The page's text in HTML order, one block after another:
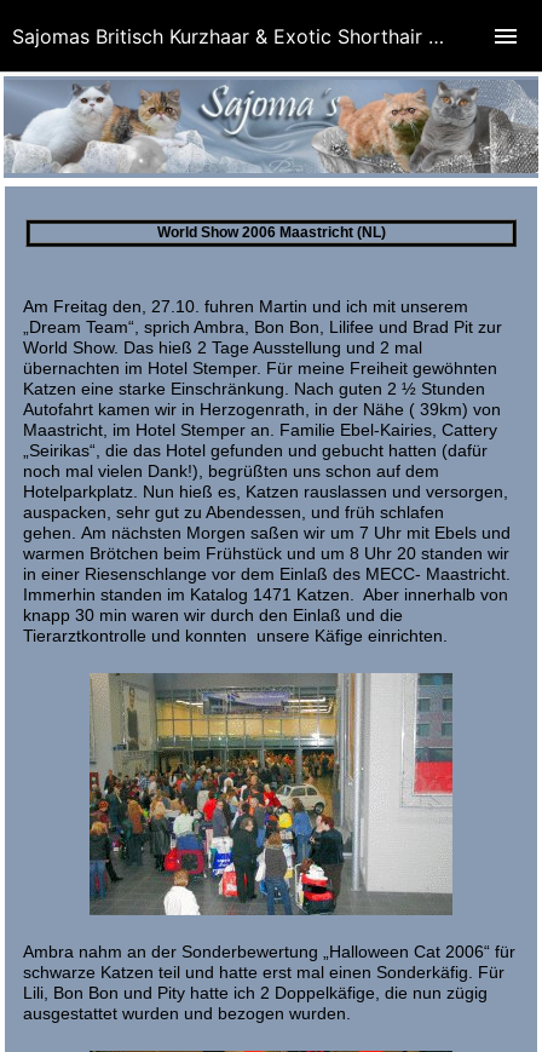
World Show 2006 Maastricht (NL)
Am Freitag den, 27.10. fuhren Martin und ich mit unserem
„Dream Team“, sprich Ambra, Bon Bon, Lilifee und Brad Pit zur
World Show. Das hieß 2 Tage Ausstellung und 2 mal
übernachten im Hotel Stemper. Für meine Freiheit gewöhnten
Katzen eine starke Einschränkung. Nach guten 2 ½ Stunden
Autofahrt kamen wir in Herzogenrath, in der Nähe ( 39km) von
Maastricht, im Hotel Stemper an. Familie Ebel-Kairies, Cattery
„Seirikas“, die das Hotel gefunden und gebucht hatten (dafür
noch mal vielen Dank!), begrüßten uns schon auf dem
Hotelparkplatz. Nun hieß es, Katzen rauslassen und versorgen,
auspacken, sehr gut zu Abendessen, und früh schlafen
gehen. Am nächsten Morgen saßen wir um 7 Uhr mit Ebels und
warmen Brötchen beim Frühstück und um 8 Uhr 20 standen wir
in einer Riesenschlange vor dem Einlaß des MECC- Maastricht.
Immerhin standen im Katalog 1471 Katzen. Aber innerhalb von
knapp 30 min waren wir durch den Einlaß und die
Tierarztkontrolle und konnten unsere Käfige einrichten.
Ambra nahm an der Sonderbewertung „Halloween Cat 2006“ für
schwarze Katzen teil und hatte erst mal einen Sonderkäfig. Für
Lili, Bon Bon und Pity hatte ich 2 Doppelkäfige, die nun zügig
ausgestattet wurden und bezogen wurden.
Sajomas Britisch Kurzhaar & Exotic Shorthair Cattery